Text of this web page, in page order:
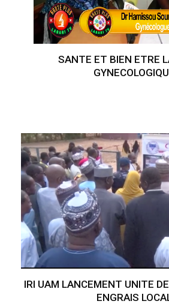
SANTE ET BIEN ETRE
IRI UAM LANCEMENT UNITE
ENGRAIS